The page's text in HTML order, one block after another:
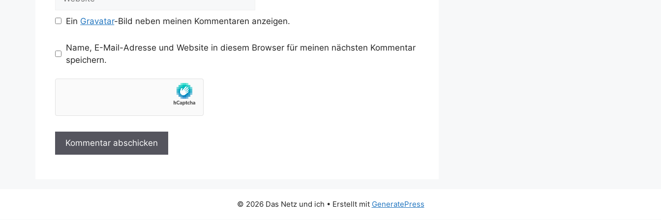
Ein Gravatar-Bild neben meinen Kommentaren anzeigen.
Name, E-Mail-Adresse und Website in diesem Browser für meinen nächsten Kommentar
speichern.
© 2026 Das Netz und ich • Erstellt mit GeneratePress